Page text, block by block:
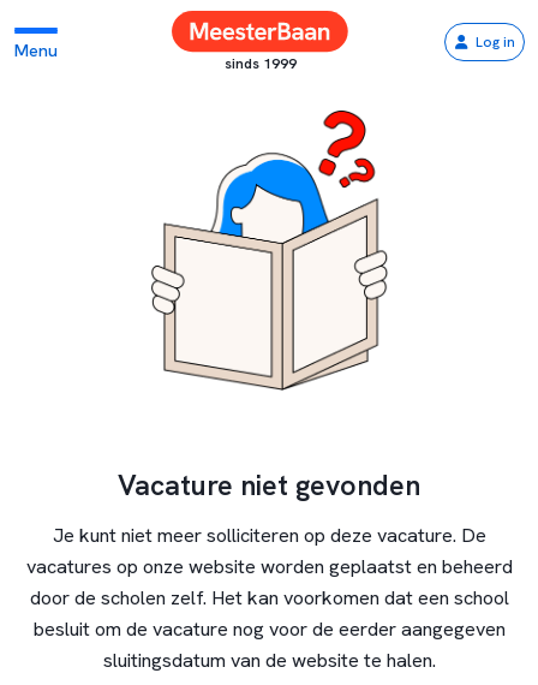
Menu
sinds 1999
Log in
Vacature niet gevonden
Je kunt niet meer solliciteren op deze vacature. De
vacatures op onze website worden geplaatst en beheerd
door de scholen zelf. Het kan voorkomen dat een school
besluit om de vacature nog voor de eerder aangegeven
sluitingsdatum van de website te halen.